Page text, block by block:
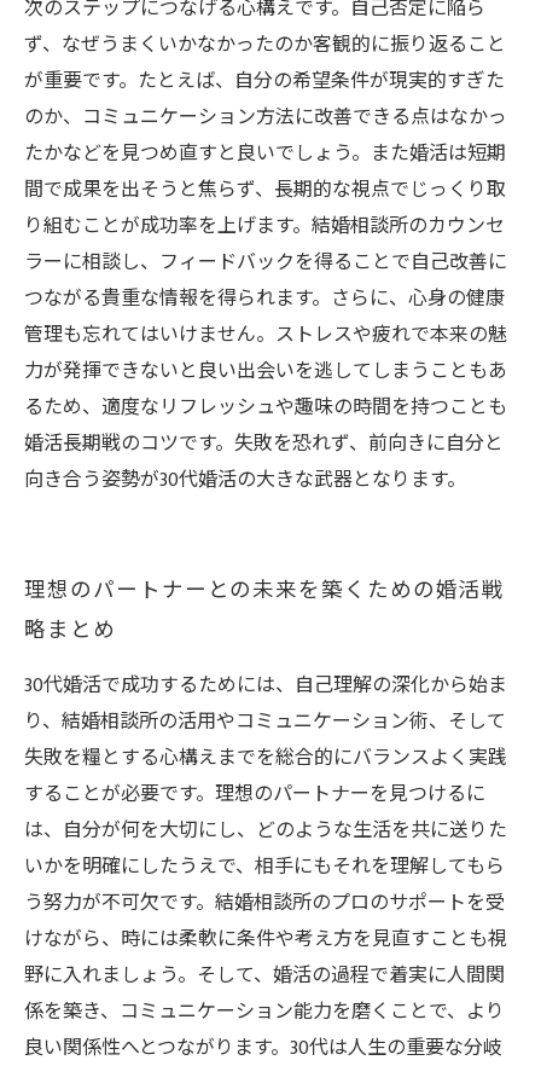
次のステップにつなげる心構えです。自己否定に陥ら
ず、なぜうまくいかなかったのか客観的に振り返ること
が重要です。たとえば、自分の希望条件が現実的すぎた
のか、コミュニケーション方法に改善できる点はなかっ
たかなどを見つめ直すと良いでしょう。また婚活は短期
間で成果を出そうと焦らず、長期的な視点でじっくり取
り組むことが成功率を上げます。結婚相談所のカウンセ
ラーに相談し、フィードバックを得ることで自己改善に
つながる貴重な情報を得られます。さらに、心身の健康
管理も忘れてはいけません。ストレスや疲れで本来の魅
力が発揮できないと良い出会いを逃してしまうこともあ
るため、適度なリフレッシュや趣味の時間を持つことも
婚活長期戦のコツです。失敗を恐れず、前向きに自分と
向き合う姿勢が30代婚活の大きな武器となります。
理想のパートナーとの未来を築くための婚活戦
略まとめ
30代婚活で成功するためには、自己理解の深化から始ま
り、結婚相談所の活用やコミュニケーション術、そして
失敗を糧とする心構えまでを総合的にバランスよく実践
することが必要です。理想のパートナーを見つけるに
は、自分が何を大切にし、どのような生活を共に送りた
いかを明確にしたうえで、相手にもそれを理解してもら
う努力が不可欠です。結婚相談所のプロのサポートを受
けながら、時には柔軟に条件や考え方を見直すことも視
野に入れましょう。そして、婚活の過程で着実に人間関
係を築き、コミュニケーション能力を磨くことで、より
良い関係性へとつながります。30代は人生の重要な分岐